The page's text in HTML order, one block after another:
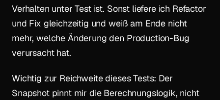
Verhalten unter Test ist. Sonst liefere ich Refactor
und Fix gleichzeitig und weiß am Ende nicht
mehr, welche Änderung den Production-Bug
verursacht hat.
Wichtig zur Reichweite dieses Tests: Der
Snapshot pinnt mir die Berechnungslogik, nicht